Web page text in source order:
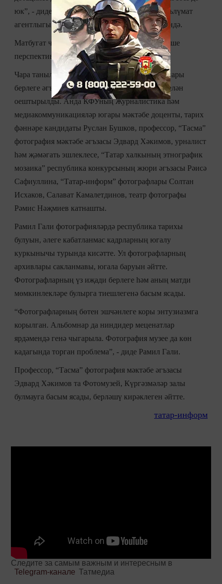
юк”, - диде фотографлар “Татар-информ” мәгълүмат
агентлыгында узган матбугат конференциясендә.
Матбугат чарасы Татарстанда фотография үсеше
перспективаларына багышланган иде.
Чара танылган фотограф, Россия фоторәссамнары
берлеге әгъзасы Рамил Гали инициативасы белән
оештырылды. Анда КФУның Журналистика һәм
медиакоммуникацияләр югары мәктәбе доценты, тарих
фәннәре кандидаты Руслан Бушков, профессор, “Тасма”
фотография мәктәбе әгъзасы Эдвард Хәкимов, урналист
һәм җәмәгать эшлеклесе, “Татар халкының этнографик
мозаика” республика конкурсының жюри әгъзасы Рәисә
Сафиуллина, “Татар-информ” фотографлары Солтан
Исхаков, Салават Камалетдинов, театр фотографы
Рәмис Нәҗмиев катнашты.
Рамил Гали фотографияләрдә республика тарихы
булуын, әлеге кабатланмас кадрларның югалу
куркынычы турында кисәтте. Ул фотографларның
архивлары сакланмавы, югала баруын әйтте.
Фотографларның үз иҗади берлеге һәм аның матди
мөмкинлекләре булырга тиешлегенә басым ясады.
“Фотографларның бөтен эшчәнлеге коры энтузиазмга
корылган. Альбомнар да ниндидер меценатлар
ярдәмендә генә чыгарыла. Фотография музее да көн
кадагында торган проблема”, - диде Рамил Гали.
Профессор, “Тасма” фотография мәктәбе әгъзасы
Эдвард Хәкимов та Фотомузей, Күргәзмәләр залы
булмауга басым ясады, берләшү кирәклеген әйтте.
татар-информ
Следите за самым важным и интересным в
Telegram-канале Татмедиа